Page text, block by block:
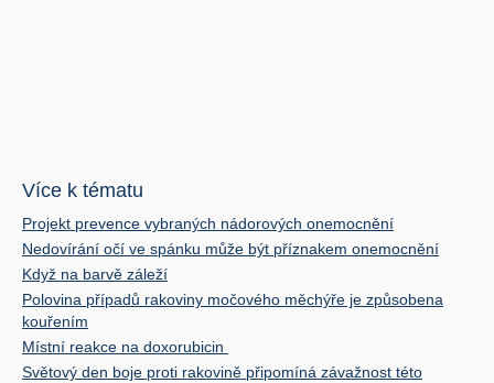
Více k tématu
Projekt prevence vybraných nádorových onemocnění
Nedovírání očí ve spánku může být příznakem onemocnění
Když na barvě záleží
Polovina případů rakoviny močového měchýře je způsobena
kouřením
Místní reakce na doxorubicin
Světový den boje proti rakovině připomíná závažnost této